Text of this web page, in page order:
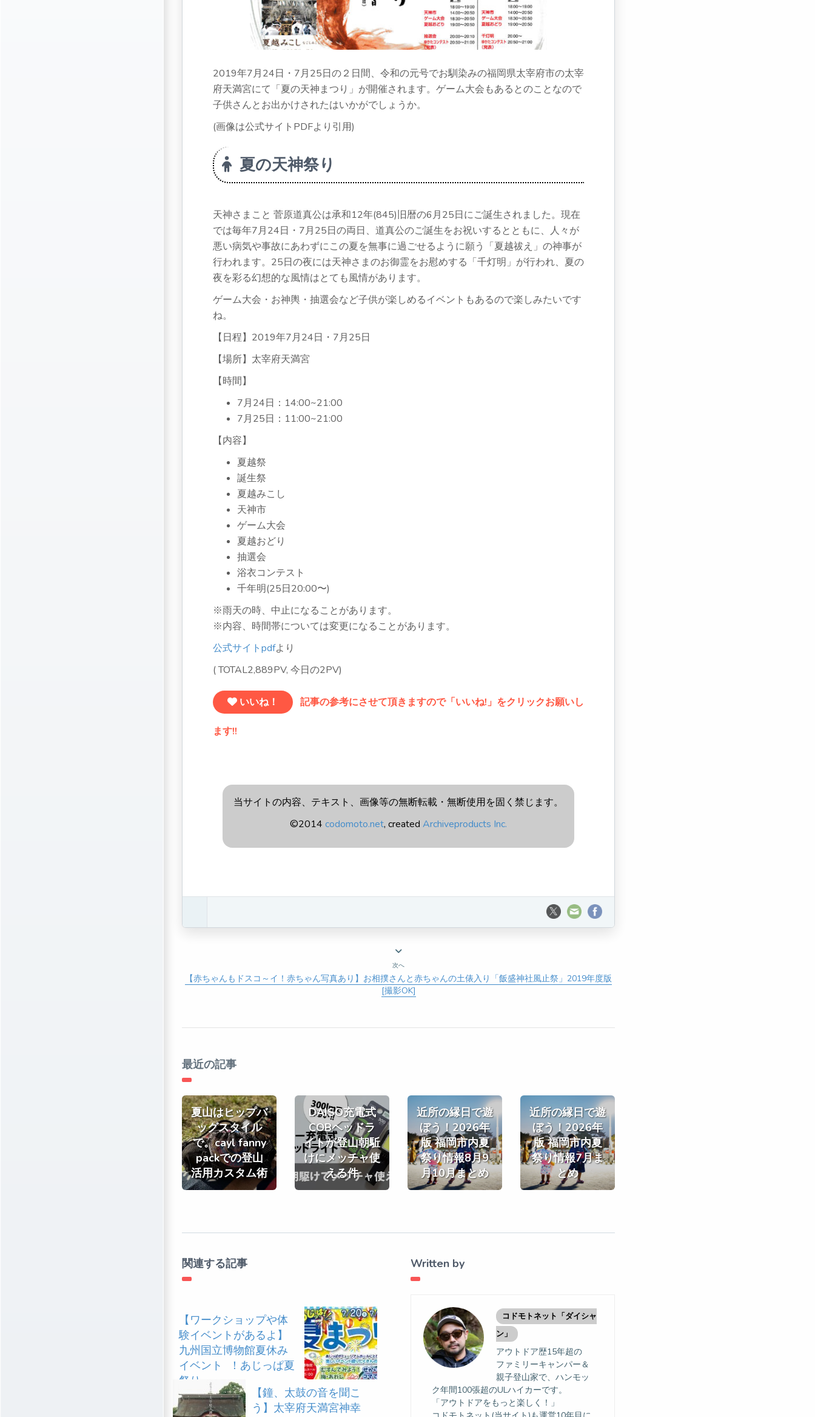
2019年7月24日・7月25日の２日間、令和の元号でお馴染みの福岡県太宰府市の太宰
府天満宮にて「夏の天神まつり」が開催されます。ゲーム大会もあるとのことなので
子供さんとお出かけされたはいかがでしょうか。
(画像は公式サイトPDFより引用)
夏の天神祭り
天神さまこと 菅原道真公は承和12年(845)旧暦の6月25日にご誕生されました。現在
では毎年7月24日・7月25日の両日、道真公のご誕生をお祝いするとともに、人々が
悪い病気や事故にあわずにこの夏を無事に過ごせるように願う「夏越祓え」の神事が
行われます。25日の夜には天神さまのお御霊をお慰めする「千灯明」が行われ、夏の
夜を彩る幻想的な風情はとても風情があります。
ゲーム大会・お神輿・抽選会など子供が楽しめるイベントもあるので楽しみたいです
ね。
【日程】2019年7月24日・7月25日
【場所】太宰府天満宮
【時間】
7月24日：14:00~21:00
7月25日：11:00~21:00
【内容】
夏越祭
誕生祭
夏越みこし
天神市
ゲーム大会
夏越おどり
抽選会
浴衣コンテスト
千年明(25日20:00〜)
※雨天の時、中止になることがあります。
※内容、時間帯については変更になることがあります。
公式サイトpdfより
( TOTAL2,889PV, 今日の2PV)
いいね！ 記事の参考にさせて頂きますので「いいね!」をクリックお願いし
ます!!
当サイトの内容、テキスト、画像等の無断転載・無断使用を固く禁じます。
©2014 codomoto.net, created Archiveproducts Inc.
次へ
【赤ちゃんもドスコ～イ！赤ちゃん写真あり】お相撲さんと赤ちゃんの土俵入り「飯盛神社風止祭」2019年度版
[撮影OK]
最近の記事
夏山はヒップバ
ッグスタイル
で。cayl fanny
packでの登山
活用カスタム術
DAISO充電式
COBヘッドラ
イトが登山朝駈
けにメッチャ使
える件
近所の縁日で遊
ぼう！2026年
版 福岡市内夏
祭り情報8月9
月10月まとめ
近所の縁日で遊
ぼう！2026年
版 福岡市内夏
祭り情報7月ま
とめ
関連する記事
【ワークショップや体
験イベントがあるよ】
九州国立博物館夏休み
イベント ！あじっぱ夏
祭り
【鐘、太鼓の音を聞こ
う】太宰府天満宮神幸
Written by
コドモトネット「ダイシャ
ン」
アウトドア歴15年超の
ファミリーキャンパー＆
親子登山家で、ハンモッ
ク年間100張超のULハイカーです。
「アウトドアをもっと楽しく！」